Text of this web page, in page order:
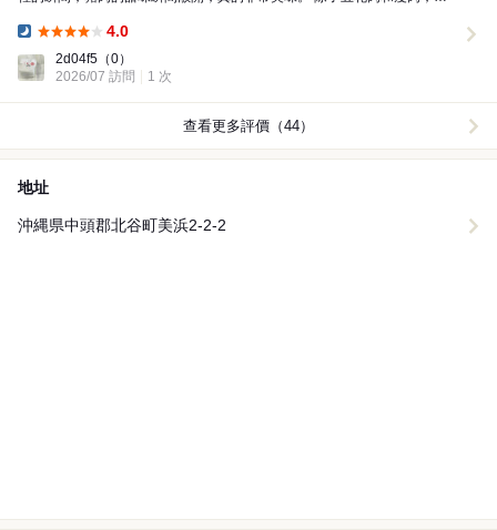
4.0
2d04f5 （0）
2026/07 訪問
1 次
查看更多評價（44）
地址
沖縄県中頭郡北谷町美浜2-2-2